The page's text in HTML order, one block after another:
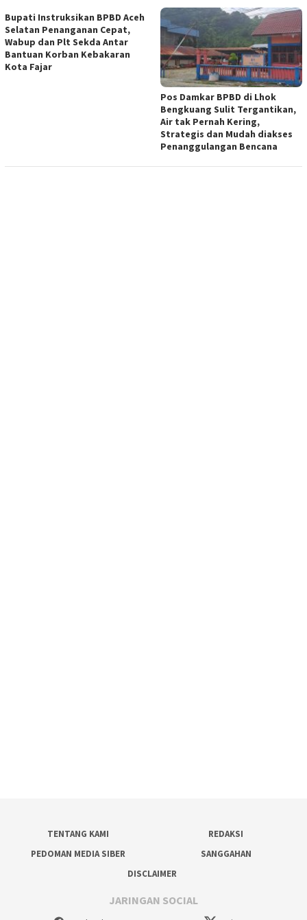
Bupati Instruksikan BPBD Aceh
Selatan Penanganan Cepat,
Wabup dan Plt Sekda Antar
Bantuan Korban Kebakaran
Kota Fajar
Pos Damkar BPBD di Lhok
Bengkuang Sulit Tergantikan,
Air tak Pernah Kering,
Strategis dan Mudah diakses
Penanggulangan Bencana
TENTANG KAMI
REDAKSI
PEDOMAN MEDIA SIBER
SANGGAHAN
DISCLAIMER
JARINGAN SOCIAL